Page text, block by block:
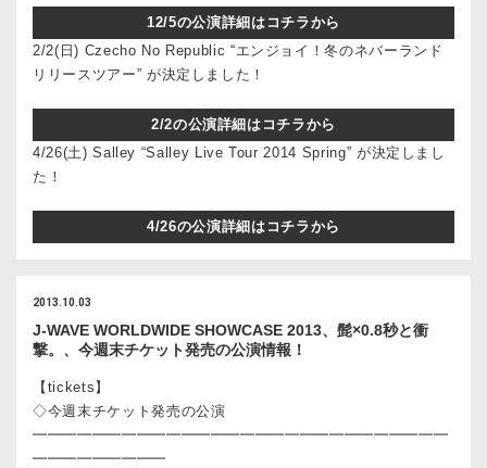
12/5の公演詳細はコチラから
2/2(日) Czecho No Republic “エンジョイ！冬のネバーランド
リリースツアー” が決定しました！
2/2の公演詳細はコチラから
4/26(土) Salley “Salley Live Tour 2014 Spring” が決定しまし
た！
4/26の公演詳細はコチラから
2013.10.03
J-WAVE WORLDWIDE SHOWCASE 2013、髭×0.8秒と衝
撃。、今週末チケット発売の公演情報！
【tickets】
◇今週末チケット発売の公演
━━━━━━━━━━━━━━━━━━━━━━━━━━━━
━━━━━━━━━